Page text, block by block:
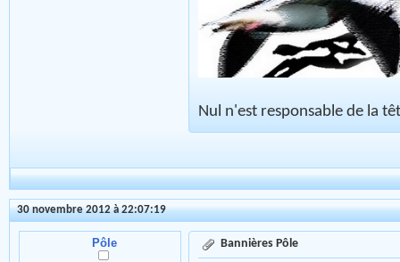
Nul n'est responsable de la
30 novembre 2012 à 22:07:19
Pôle Bannières Pôle